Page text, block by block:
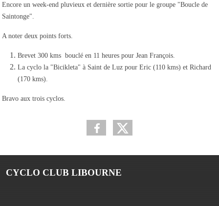
Encore un week-end pluvieux et dernière sortie pour le groupe "Boucle de
Saintonge".
A noter deux points forts.
Brevet 300 kms bouclé en 11 heures pour Jean François.
La cyclo la "Bicikleta" à Saint de Luz pour Eric (110 kms) et Richard
(170 kms).
Bravo aux trois cyclos.
CYCLO CLUB LIBOURNE